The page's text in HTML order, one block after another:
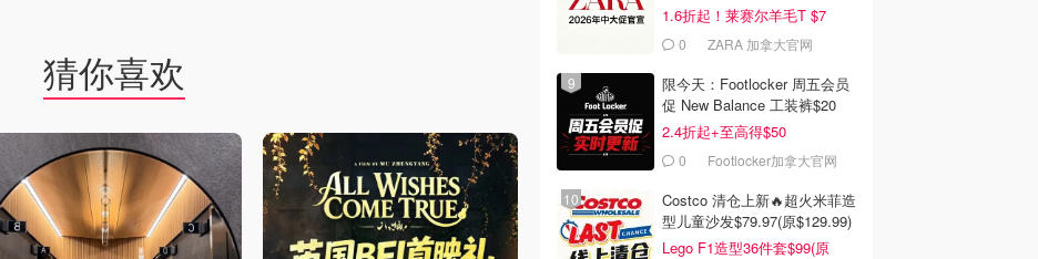
猜你喜欢
1.6折起！莱赛尔羊毛T $7
0 ZARA 加拿大官网
限今天：Footlocker 周五会员
促 New Balance 工装裤$20
2.4折起+至高得$50
0 Footlocker加拿大官网
Costco 清仓上新🔥超火米菲造
型儿童沙发$79.97(原$129.99)
Lego F1造型36件套$99(原